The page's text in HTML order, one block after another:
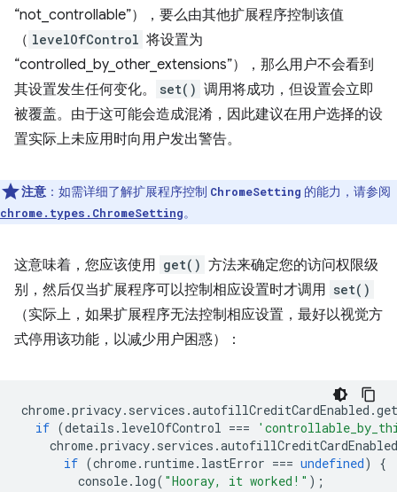
“not_controllable”），要么由其他扩展程序控制该值
（ levelOfControl 将设置为
“controlled_by_other_extensions”），那么用户不会看到
其设置发生任何变化。
set() 调用将成功，但设置会立即
被覆盖。由于这可能会造成混淆，因此建议在用户选择的设
置实际上未应用时向用户发出警告。
注意 ：如需详细了解扩展程序控制 ChromeSetting 的能力，请参阅
chrome.types.ChromeSetting。
这意味着，您应该使用 get() 方法来确定您的访问权限级
别，然后仅当扩展程序可以控制相应设置时才调用 set()
（实际上，如果扩展程序无法控制相应设置，最好以视觉方
式停用该功能，以减少用户困惑）：
chrome.privacy. services .autofillCreditCardEnabled .get
if (details . levelOfControl ===
chrome.privacy. services .autofillCreditCardEnabled
if (chrome. runtime. lastError === undefined)
{
console. log( "Hooray, it worked!" );